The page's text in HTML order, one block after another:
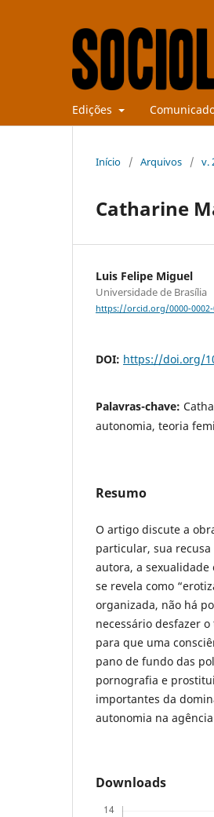
Edições
Início / Arquivos / v.
Catharine
Luis Felipe Miguel
Universidade de Brasília
https://orcid.org/0000-0002-
DOI: https://doi.org/
Palavras-chave:
autonomia, teoria
Resumo
O artigo discute a
particular, sua
autora, a sexualidade
se revela como
organizada, não há
necessário desfazer
para que uma
pano de fundo das
pornografia e
importantes da
autonomia na
Downloads